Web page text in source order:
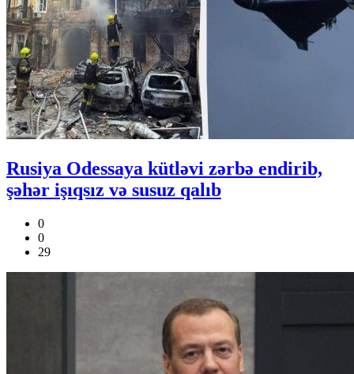
Rusiya Odessaya kütləvi zərbə endirib,
şəhər işıqsız və susuz qalıb
0
0
29